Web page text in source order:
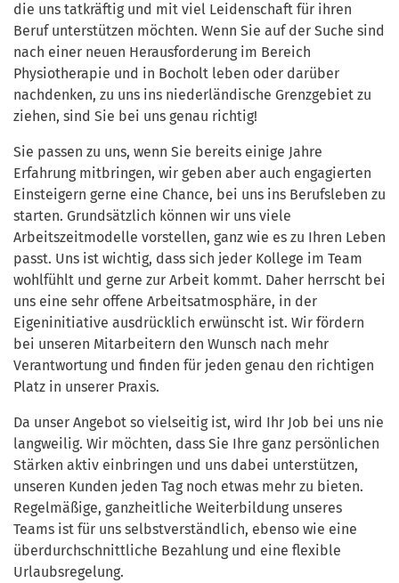
die uns tatkräftig und mit viel Leidenschaft für ihren
Beruf unterstützen möchten. Wenn Sie auf der Suche sind
nach einer neuen Herausforderung im Bereich
Physiotherapie und in Bocholt leben oder darüber
nachdenken, zu uns ins niederländische Grenzgebiet zu
ziehen, sind Sie bei uns genau richtig!
Sie passen zu uns, wenn Sie bereits einige Jahre
Erfahrung mitbringen, wir geben aber auch engagierten
Einsteigern gerne eine Chance, bei uns ins Berufsleben zu
starten. Grundsätzlich können wir uns viele
Arbeitszeitmodelle vorstellen, ganz wie es zu Ihren Leben
passt. Uns ist wichtig, dass sich jeder Kollege im Team
wohlfühlt und gerne zur Arbeit kommt. Daher herrscht bei
uns eine sehr offene Arbeitsatmosphäre, in der
Eigeninitiative ausdrücklich erwünscht ist. Wir fördern
bei unseren Mitarbeitern den Wunsch nach mehr
Verantwortung und finden für jeden genau den richtigen
Platz in unserer Praxis.
Da unser Angebot so vielseitig ist, wird Ihr Job bei uns nie
langweilig. Wir möchten, dass Sie Ihre ganz persönlichen
Stärken aktiv einbringen und uns dabei unterstützen,
unseren Kunden jeden Tag noch etwas mehr zu bieten.
Regelmäßige, ganzheitliche Weiterbildung unseres
Teams ist für uns selbstverständlich, ebenso wie eine
überdurchschnittliche Bezahlung und eine flexible
Urlaubsregelung.